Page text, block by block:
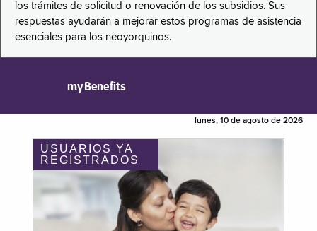
los trámites de solicitud o renovación de los subsidios. Sus
respuestas ayudarán a mejorar estos programas de asistencia
esenciales para los neoyorquinos.
myBenefits
lunes, 10 de agosto de 2026
USUARIOS YA
REGISTRADOS